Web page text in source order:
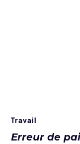
Travail
Erreur de